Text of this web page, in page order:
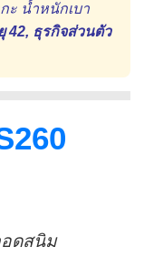
ะ น้ำหนักเบา
42, ธุรกิจส่วนตัว
อดสนิม